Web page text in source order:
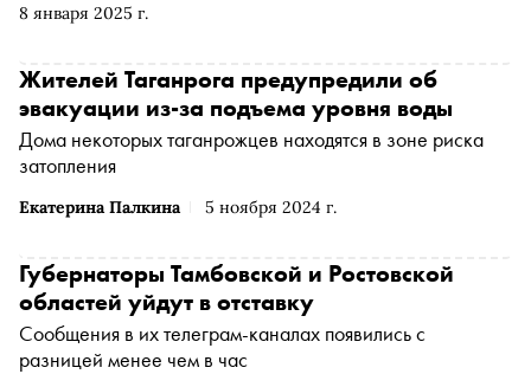
8 января 2025 г.
Екатерина Палкина 5 ноября 2024 г.
Жителей Таганрога предупредили об
эвакуации из-за подъема уровня воды
Дома некоторых таганрожцев находятся в зоне риска
затопления
Губернаторы Тамбовской и Ростовской
областей уйдут в отставку
Сообщения в их телеграм-каналах появились с
разницей менее чем в час